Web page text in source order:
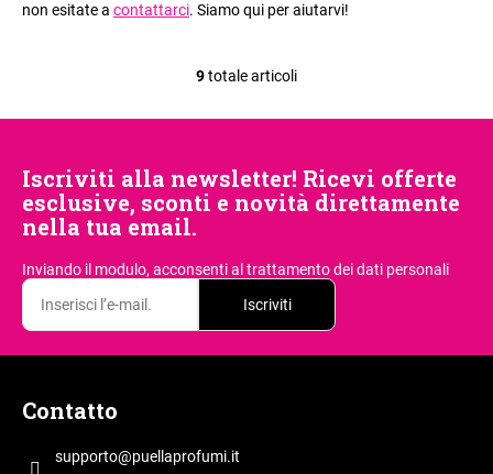
non esitate a contattarci. Siamo qui per aiutarvi!
C
r
o
i
d
e
l
9totale articoli
Iscriviti alla newsletter! Ricevi offerte
esclusive, sconti e novità direttamente
nella tua email.
Inviando il modulo, acconsential trattamento dei dati personali
Iscriviti
Contatto
supporto@puellaprofumi.it